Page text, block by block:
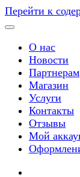
Перейти к
О нас
Новости
Партнерам
Магазин
Услуги
Контакты
Отзывы
Мой